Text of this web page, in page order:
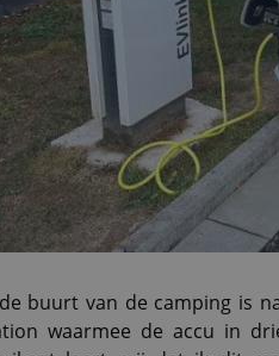
buurt van de camping is
waarmee de accu in